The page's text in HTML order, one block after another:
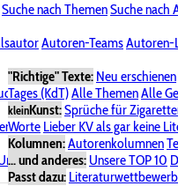
Suche nach ThemenSuche nach
Autoren-TeamsAutoren-
"Richtige" Texte: Neu erschienen
Tages (KdT)Alle ThemenAlle
kleinKunst:Sprüche für
Worte Lieber KV als gar keine
Kolumnen:Autorenkolumnen
... und anderes: Unsere TOP 10
Passt dazu:
im ForumBereich "KV-
Spende für KV
Avatare & Bilder